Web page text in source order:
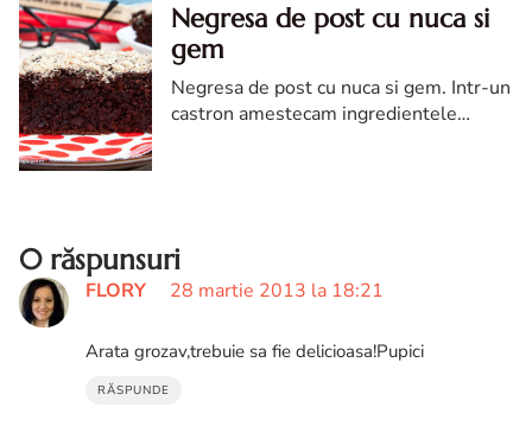
Negresa de post cu nuca si
gem
Negresa de post cu nuca si gem. Intr-un
castron amestecam ingredientele
0 răspunsuri
FLORY 28 martie 2013 la 18:21
Arata grozav,trebuie sa fie delicioasa!Pupici
RĂSPUNDE